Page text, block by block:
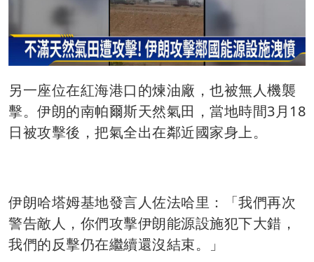
另一座位在紅海港口的煉油廠，也被無人機襲
擊。伊朗的南帕爾斯天然氣田，當地時間3月18
日被攻擊後，把氣全出在鄰近國家身上。
伊朗哈塔姆基地發言人佐法哈里：「我們再次
警告敵人，你們攻擊伊朗能源設施犯下大錯，
我們的反擊仍在繼續還沒結束。」